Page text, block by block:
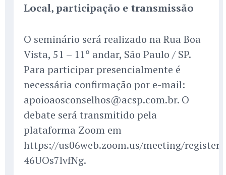
Local, participação e transmissão
O seminário será realizado na Rua Boa
Vista, 51 – 11º andar, São Paulo / SP.
Para participar presencialmente é
necessária confirmação por e-mail:
apoioaosconselhos@acsp.com.br. O
debate será transmitido pela
plataforma Zoom em
https://us06web.zoom.us/meeting/register/
46UOs7lvfNg.